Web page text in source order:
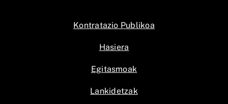
Kontratazio Publikoa
Hasiera
Egitasmoak
Lankidetzak